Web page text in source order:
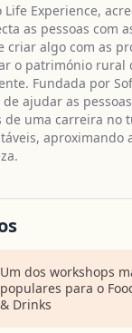
Life Experience,
as pessoas com
criar algo com as
o património rural
Fundada por
de ajudar as
de uma carreira no
aproximando
Um dos workshops
populares para o
& Drinks